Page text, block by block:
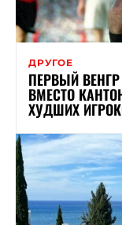
ДРУГОЕ
ПЕРВЫЙ
ВМЕСТО
ХУДШИХ